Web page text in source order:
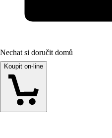
Nechat si doručit domů
Koupit on-line